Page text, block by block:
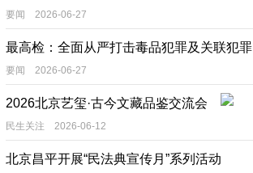
要闻 2026-06-27
最高检：全面从严打击毒品犯罪及关联犯罪
要闻 2026-06-27
2026北京艺玺·古今文藏品鉴交流会
民生关注 2026-06-12
北京昌平开展“民法典宣传月”系列活动